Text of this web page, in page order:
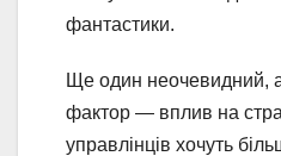
фантастики.
Ще один неочевидний,
фактор — вплив на
управлінців хочуть